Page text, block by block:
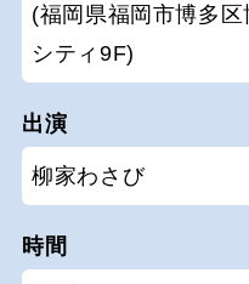
(福岡県福岡市博多
シティ9F)
出演
柳家わさび
時間